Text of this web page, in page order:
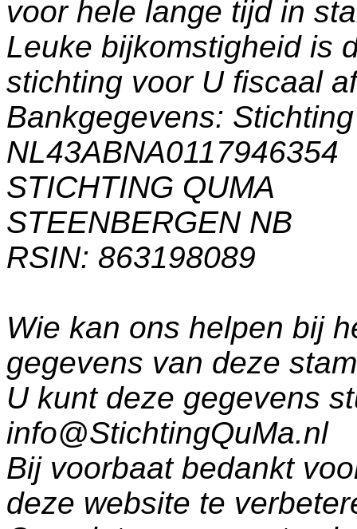
voor hele lange tijd in
Leuke bijkomstigheid is
stichting voor U fiscaal
Bankgegevens:
NL43ABNA0117946354
STICHTING QUMA
STEENBERGEN NB
RSIN: 863198089
Wie kan ons helpen bij
gegevens van deze
U kunt deze gegevens
info@StichtingQuMa.nl
Bij voorbaat bedankt
deze website te